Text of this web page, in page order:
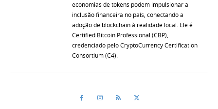
economias de tokens podem impulsionar a
inclusão financeira no país, conectando a
adoção de blockchain à realidade local. Ele é
Certified Bitcoin Professional (CBP),
credenciado pelo CryptoCurrency Certification
Consortium (C4).